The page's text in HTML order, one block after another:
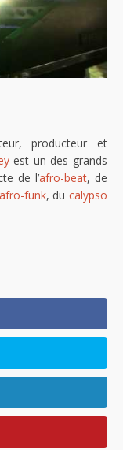
producteur et
est un des grands
de l’afro-beat, de
funk, ducalypso